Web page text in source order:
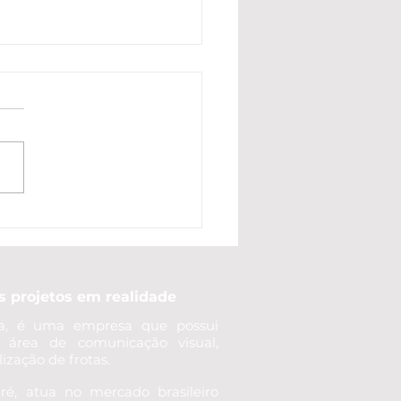
com
projetos em realidade
é uma empresa que possui
de comunicação visual,
de frotas.
atua no mercado brasileiro